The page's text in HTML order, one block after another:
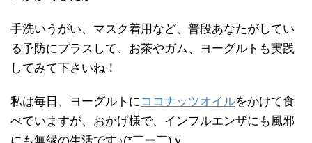
手洗いうがい、マスク着用など、普段あなたがしてい
る予防にプラスして、お茶やガム、ヨーグルトも実践
してみて下さいね！
私は毎日、ヨーグルトにココナッツオイルをかけて食
べていますが、おかげ様で、インフルエンザにも風邪